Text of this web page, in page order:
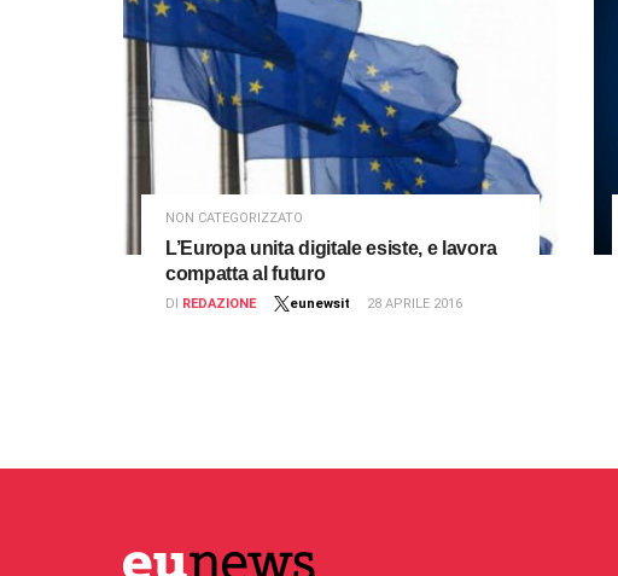
NON CATEGORIZZATO
L’Europa unita digitale esiste, e lavora
compatta al futuro
DI REDAZIONE eunewsit 28 APRILE 2016